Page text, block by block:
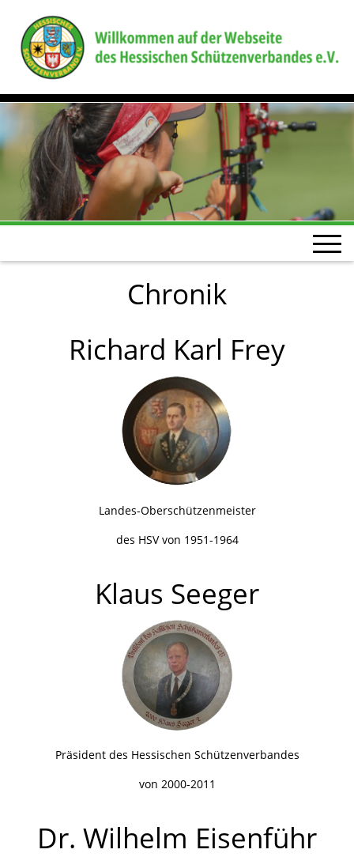
Chronik
Richard Karl Frey
Landes-Oberschützenmeister
des HSV von 1951-1964
Klaus Seeger
Präsident des Hessischen Schützenverbandes
von 2000-2011
Dr. Wilhelm Eisenführ